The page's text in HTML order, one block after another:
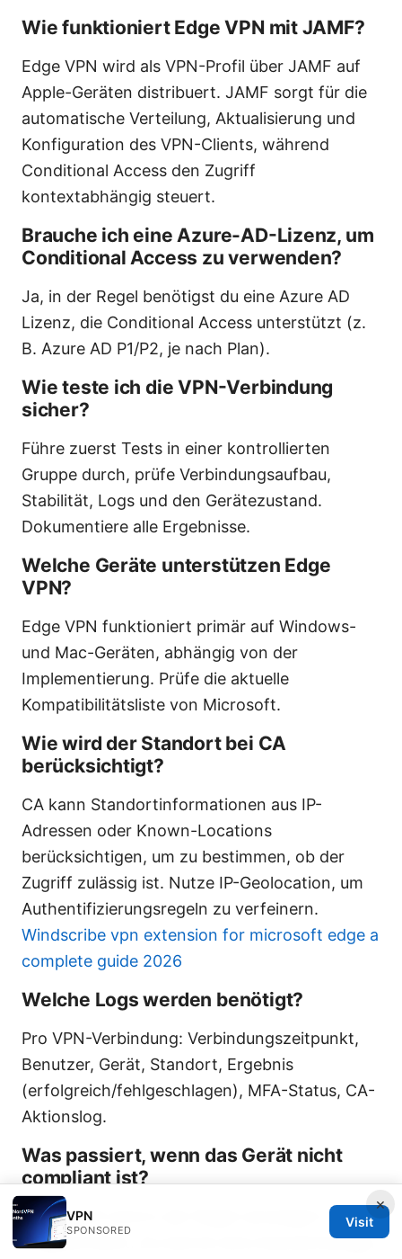
Wie funktioniert Edge VPN mit JAMF?
Edge VPN wird als VPN-Profil über JAMF auf
Apple-Geräten distribuert. JAMF sorgt für die
automatische Verteilung, Aktualisierung und
Konfiguration des VPN-Clients, während
Conditional Access den Zugriff
kontextabhängig steuert.
Brauche ich eine Azure-AD-Lizenz, um
Conditional Access zu verwenden?
Ja, in der Regel benötigst du eine Azure AD
Lizenz, die Conditional Access unterstützt (z.
B. Azure AD P1/P2, je nach Plan).
Wie teste ich die VPN-Verbindung
sicher?
Führe zuerst Tests in einer kontrollierten
Gruppe durch, prüfe Verbindungsaufbau,
Stabilität, Logs und den Gerätezustand.
Dokumentiere alle Ergebnisse.
Welche Geräte unterstützen Edge
VPN?
Edge VPN funktioniert primär auf Windows-
und Mac-Geräten, abhängig von der
Implementierung. Prüfe die aktuelle
Kompatibilitätsliste von Microsoft.
Wie wird der Standort bei CA
berücksichtigt?
CA kann Standortinformationen aus IP-
Adressen oder Known-Locations
berücksichtigen, um zu bestimmen, ob der
Zugriff zulässig ist. Nutze IP-Geolocation, um
Authentifizierungsregeln zu verfeinern.
Windscribe vpn extension for microsoft edge a
complete guide 2026
Welche Logs werden benötigt?
Pro VPN-Verbindung: Verbindungszeitpunkt,
Benutzer, Gerät, Standort, Ergebnis
(erfolgreich/fehlgeschlagen), MFA-Status, CA-
Aktionslog.
Was passiert, wenn das Gerät nicht
compliant ist?
Der Zugriff wird in der Regel verweigert oder
eingeschränkt. Du kannst eine Ausnahmeregel
×
VPN
SPONSORED
Visit